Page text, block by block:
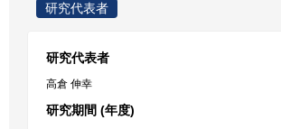
研究代表者
研究代表者
高倉 伸幸
研究期間 (年度)